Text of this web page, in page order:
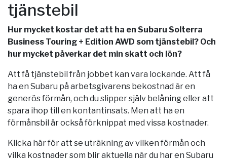
tjänstebil
Hur mycket kostar det att ha en Subaru Solterra
Business Touring + Edition AWD som tjänstebil? Och
hur mycket påverkar det min skatt och lön?
Att få tjänstebil från jobbet kan vara lockande. Att få
ha en Subaru på arbetsgivarens bekostnad är en
generös förmån, och du slipper själv belåning eller att
spara ihop till en kontantinsats. Men att ha en
förmånsbil är också förknippat med vissa kostnader.
Klicka här för att se uträkning av vilken förmån och
vilka kostnader som blir aktuella när du har en Subaru